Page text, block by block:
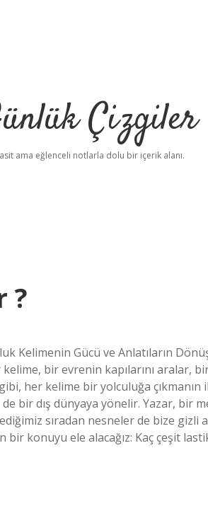
Çizgiler
ama eğlenceli notlarla dolu bir içerik alanı.
?
Kelimenin Gücü ve Anlatıların
bir evrenin kapılarını aralar,
her kelime bir yolculuğa çıkmanın
bir dış dünyaya yönelir. Yazar, bir
sıradan nesneler de bize gizli
konuyu ele alacağız: Kaç çeşit